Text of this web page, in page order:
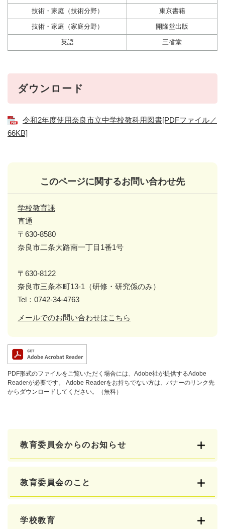
技術・家庭（技術分野） 東京書籍
技術・家庭（家庭分野） 開隆堂出版
英語 三省堂
ダウンロード
令和2年度使用奈良市立中学校教科用図書[PDFファイル／
66KB]
このページに関するお問い合わせ先
学校教育課
直通
〒630-8580
奈良市二条大路南一丁目1番1号
〒630-8122
奈良市三条本町13-1（研修・研究係のみ）
Tel：0742-34-4763
メールでのお問い合わせはこちら
PDF形式のファイルをご覧いただく場合には、Adobe社が提供するAdobe
Readerが必要です。
Adobe Readerをお持ちでない方は、バナーのリンク先
からダウンロードしてください。（無料）
教育委員会からのお知らせ
教育委員会のこと
学校教育